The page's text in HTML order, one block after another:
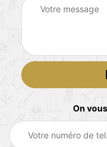
On